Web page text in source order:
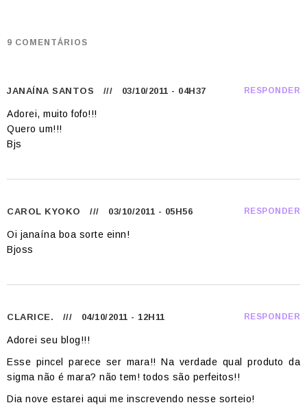
9 COMENTÁRIOS
JANAÍNA SANTOS /// 03/10/2011 - 04H37 RESPONDER
Adorei, muito fofo!!!
Quero um!!!
Bjs
CAROL KYOKO /// 03/10/2011 - 05H56 RESPONDER
Oi janaína boa sorte einn!
Bjoss
CLARICE. /// 04/10/2011 - 12H11 RESPONDER
Adorei seu blog!!!
Esse pincel parece ser mara!! Na verdade qual produto da
sigma não é mara? não tem! todos são perfeitos!!
Dia nove estarei aqui me inscrevendo nesse sorteio!